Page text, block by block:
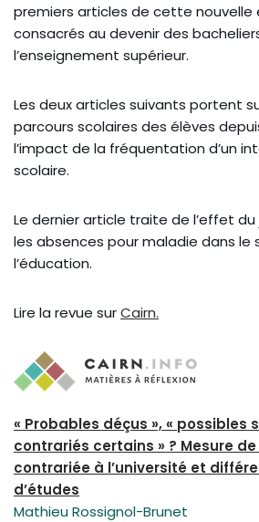
premiers articles de cette nouvelle
consacrés au devenir des
l’enseignement supérieur.
Les deux articles suivants portent
parcours scolaires des élèves
l’impact de la fréquentation d’un
scolaire.
Le dernier article traite de l’effet
les absences pour maladie dans le
l’éducation.
Lire la revue surCairn.
« Probables déçus », « possibles
contrariés certains » ? Mesure
contrariée à l’université et
d’études
Mathieu Rossignol-Brunet